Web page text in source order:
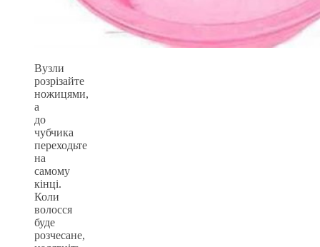
Вузли
розрізайте
ножицями,
а
до
чубчика
переходьте
на
самому
кінці.
Коли
волосся
буде
розчесане,